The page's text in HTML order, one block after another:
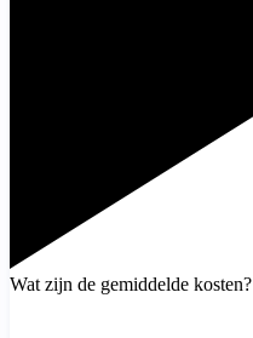
Wat zijn de gemiddelde kosten?